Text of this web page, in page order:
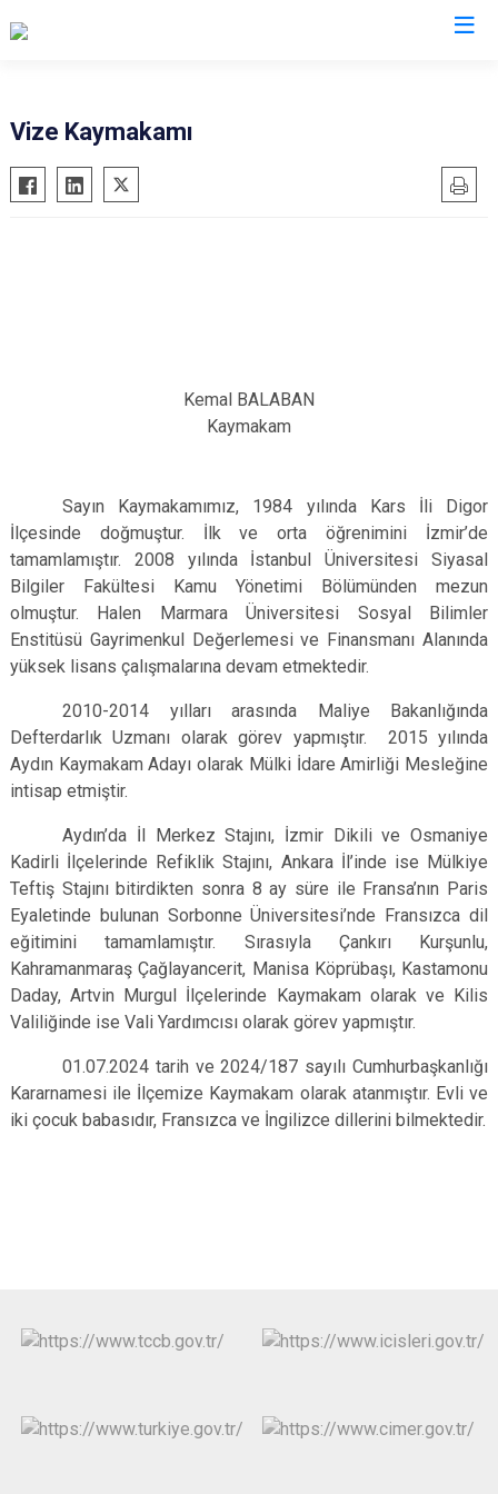
Babaeski
Demirköy
Vize Kaymakamı
Kemal BALABAN
Kaymakam
Sayın Kaymakamımız, 1984 yılında Kars İli Digor
İlçesinde doğmuştur. İlk ve orta öğrenimini İzmir’de
tamamlamıştır. 2008 yılında İstanbul Üniversitesi Siyasal
Bilgiler Fakültesi Kamu Yönetimi Bölümünden mezun
olmuştur. Halen Marmara Üniversitesi Sosyal Bilimler
Enstitüsü Gayrimenkul Değerlemesi ve Finansmanı Alanında
yüksek lisans çalışmalarına devam etmektedir.
2010-2014 yılları arasında Maliye Bakanlığında
Defterdarlık Uzmanı olarak görev yapmıştır. 2015 yılında
Aydın Kaymakam Adayı olarak Mülki İdare Amirliği Mesleğine
intisap etmiştir.
Aydın’da İl Merkez Stajını, İzmir Dikili ve Osmaniye
Kadirli İlçelerinde Refiklik Stajını, Ankara İl’inde ise Mülkiye
Teftiş Stajını bitirdikten sonra 8 ay süre ile Fransa’nın Paris
Eyaletinde bulunan Sorbonne Üniversitesi’nde Fransızca dil
eğitimini tamamlamıştır. Sırasıyla Çankırı Kurşunlu,
Kahramanmaraş Çağlayancerit, Manisa Köprübaşı, Kastamonu
Daday, Artvin Murgul İlçelerinde Kaymakam olarak ve Kilis
Valiliğinde ise Vali Yardımcısı olarak görev yapmıştır.
01.07.2024 tarih ve 2024/187 sayılı Cumhurbaşkanlığı
Kararnamesi ile İlçemize Kaymakam olarak atanmıştır. Evli ve
iki çocuk babasıdır, Fransızca ve İngilizce dillerini bilmektedir.